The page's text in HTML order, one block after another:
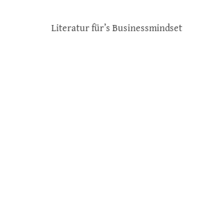
Literatur für’s Businessmindset